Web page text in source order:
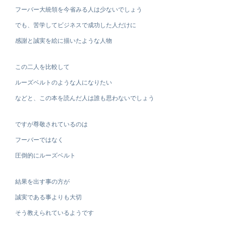
フーバー大統領を今省みる人は少ないでしょう
でも、苦学してビジネスで成功した人だけに
感謝と誠実を絵に描いたような人物
この二人を比較して
ルーズベルトのような人になりたい
などと、この本を読んだ人は誰も思わないでしょう
ですが尊敬されているのは
フーバーではなく
圧倒的にルーズベルト
結果を出す事の方が
誠実である事よりも大切
そう教えられているようです